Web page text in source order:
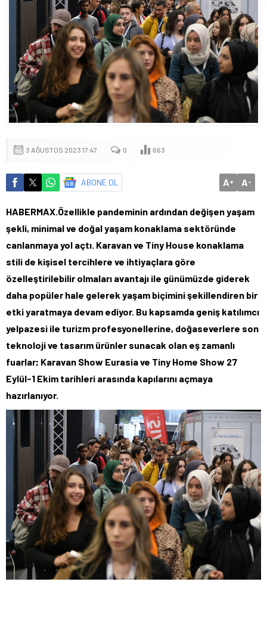
3 AĞUSTOS 2023 17:47 0 663
ABONE OL A+ A-
HABERMAX.Özellikle pandeminin ardından değişen yaşam
şekli, minimal ve doğal yaşam konaklama sektöründe
canlanmaya yol açtı. Karavan ve Tiny House konaklama
stili de kişisel tercihlere ve ihtiyaçlara göre
özelleştirilebilir olmaları avantajı ile günümüzde giderek
daha popüler hale gelerek yaşam biçimini şekillendiren bir
etki yaratmaya devam ediyor. Bu kapsamda geniş katılımcı
yelpazesi ile turizm profesyonellerine, doğaseverlere son
teknoloji ve tasarım ürünler sunacak olan eş zamanlı
fuarlar; Karavan Show Eurasia ve Tiny Home Show 27
Eylül-1 Ekim tarihleri arasında kapılarını açmaya
hazırlanıyor.